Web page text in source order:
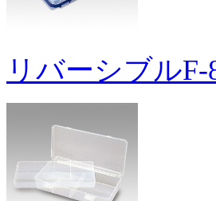
リバーシブルF-